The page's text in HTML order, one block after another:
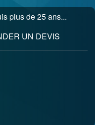
plus de 25 ans...
UN DEVIS